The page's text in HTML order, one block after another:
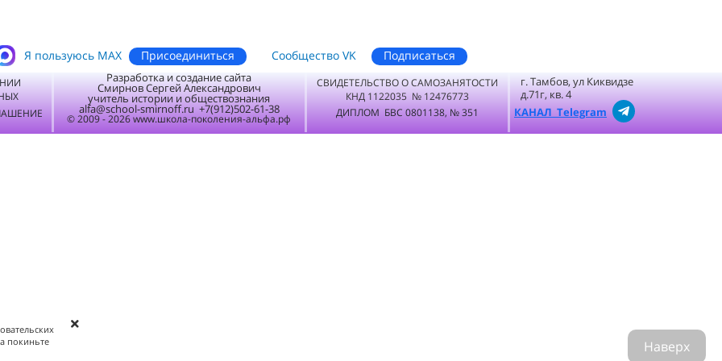
Я пользуюсь MАХ Присоединиться Сообщество VK Подписаться
Разработка и создание сайта
Смирнов Сергей Александрович
учитель истории и обществознания
alfa@school-smirnoff.ru +7(912)502-61-38
© 2009 - 2026 www.школа-поколения-альфа.рф
СВИДЕТЕЛЬСТВО О САМОЗАНЯТОСТИ
КНД 1122035 № 12476773
ДИПЛОМ БВС 0801138, № 351
г. Тамбов, ул Киквидзе
д.71г, кв. 4
КАНАЛ Telegram
Наверх
покиньте